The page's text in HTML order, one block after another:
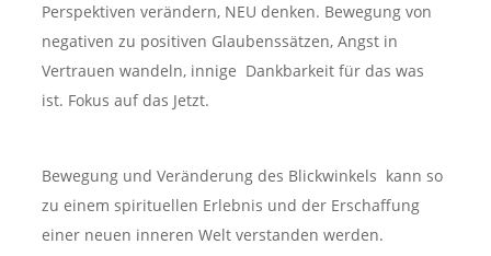
Perspektiven verändern, NEU denken. Bewegung von
negativen zu positiven Glaubenssätzen, Angst in
Vertrauen wandeln, innige Dankbarkeit für das was
ist. Fokus auf das Jetzt.
Bewegung und Veränderung des Blickwinkels kann so
zu einem spirituellen Erlebnis und der Erschaffung
einer neuen inneren Welt verstanden werden.